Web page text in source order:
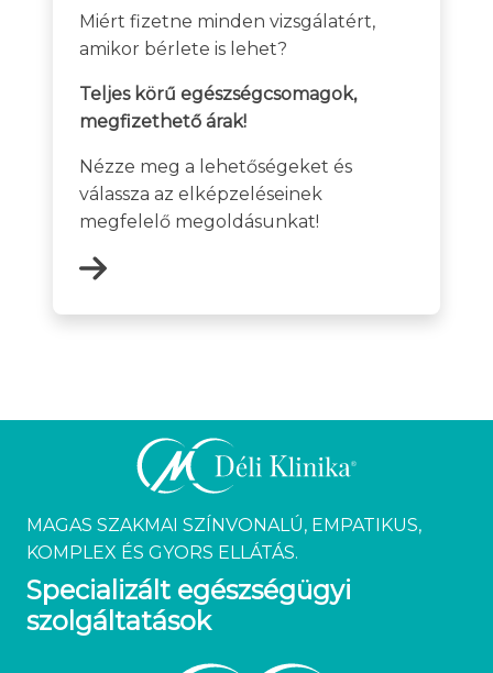
Miért fizetne minden vizsgálatért,
amikor bérlete is lehet?
Teljes körű egészségcsomagok,
megfizethető árak!
Nézze meg a lehetőségeket és
válassza az elképzeléseinek
megfelelő megoldásunkat!
MAGAS SZAKMAI SZÍNVONALÚ, EMPATIKUS,
KOMPLEX ÉS GYORS ELLÁTÁS.
Specializált egészségügyi
szolgáltatások